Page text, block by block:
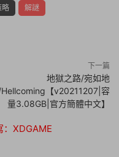
略 解謎
下一篇
地獄之路/宛如地
【v20211207|容
量3.08GB|官方簡體中文】
XDGAME